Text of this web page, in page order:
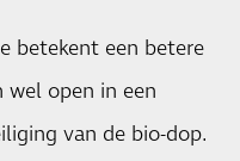
betekent een betere
open in een
van de bio-dop.